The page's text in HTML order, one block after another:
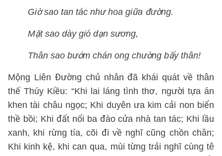
Giờ sao tan tác như hoa giữa đường.
Mặt sao dày gió dạn sương,
Thân sao bướm chán ong chường bấy thân!
Mộng Liên Đường chủ nhân đã khái quát về thân
thế Thúy Kiều: “Khi lai láng tình thơ, người tựa án
khen tài châu ngọc; Khi duyên ưa kim cải non biển
thề bồi; Khi đất nổi ba đào cửa nhà tan tác; Khi lầu
xanh, khi rừng tía, cõi đi về nghĩ cũng chồn chân;
Khi kinh kệ, khi can qua, mùi từng trải nghĩ cùng tê